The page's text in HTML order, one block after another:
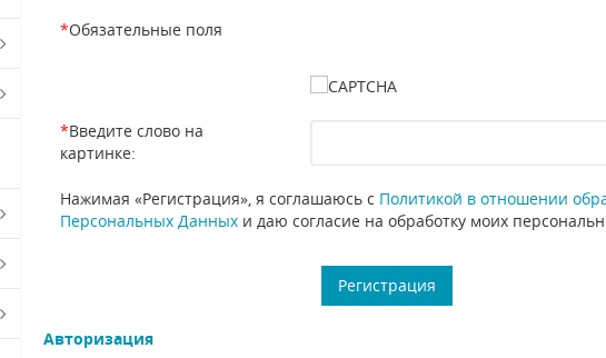
*Обязательные поля
*Введите слово на
картинке:
Нажимая «Регистрация», я соглашаюсь с Политикой в отношении
Персональных Данных и даю согласие на обработку моих
Авторизация